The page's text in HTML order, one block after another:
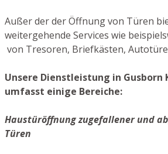
Außer der der Öffnung von Türen
weitergehende Services wie
von Tresoren, Briefkästen,
Unsere Dienstleistung in Gusborn
umfasst einige Bereiche:
Haustüröffnung zugefallener und
Türen